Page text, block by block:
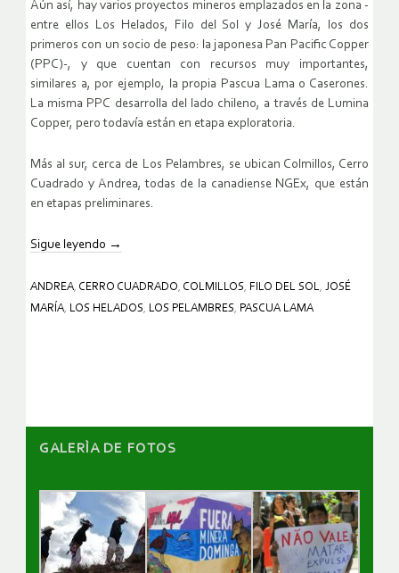
Aún así, hay varios proyectos mineros emplazados en la zona -
entre ellos Los Helados, Filo del Sol y José María, los dos
primeros con un socio de peso: la japonesa Pan Pacific Copper
(PPC)-, y que cuentan con recursos muy importantes,
similares a, por ejemplo, la propia Pascua Lama o Caserones.
La misma PPC desarrolla del lado chileno, a través de Lumina
Copper, pero todavía están en etapa exploratoria.
Más al sur, cerca de Los Pelambres, se ubican Colmillos, Cerro
Cuadrado y Andrea, todas de la canadiense NGEx, que están
en etapas preliminares.
Sigue leyendo →
ANDREA, CERRO CUADRADO, COLMILLOS, FILO DEL SOL, JOSÉ
MARÍA, LOS HELADOS, LOS PELAMBRES, PASCUA LAMA
GALERÌA DE FOTOS